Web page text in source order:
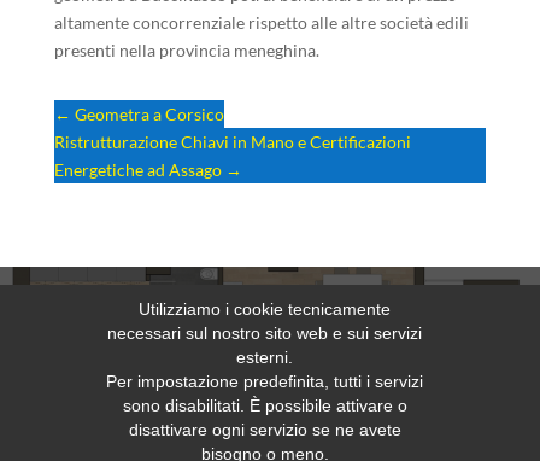
altamente concorrenziale rispetto alle altre società edili
presenti nella provincia meneghina.
← Geometra a Corsico
Ristrutturazione Chiavi in Mano e Certificazioni
Energetiche ad Assago→
Richiedi un preventivo gratuito
Utilizziamo i cookie tecnicamente
necessari sul nostro sito web e sui servizi
esterni.
Per impostazione predefinita, tutti i servizi
sono disabilitati. È possibile attivare o
disattivare ogni servizio se ne avete
bisogno o meno.